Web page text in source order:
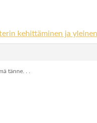
kehittäminen ja
tänne. . .